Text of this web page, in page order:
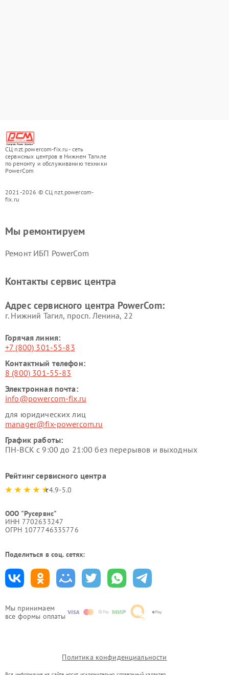
СЦ nzt.powercom-fix.ru - сеть
сервисных центров в Нижнем Тагиле
по ремонту и обслуживанию техники
PowerCom
2021-2026 © СЦ nzt.powercom-
fix.ru
Мы принимаем
все формы оплаты
Мы ремонтируем
Ремонт ИБП PowerCom
Контакты сервис центра
Адрес сервисного центра PowerCom:
г. Нижний Тагил, просп. Ленина, 22
Горячая линия:
+7 (800) 301-55-83
Контактный телефон:
8 (800) 301-55-83
Электронная почта:
info@powercom-fix.ru
для юридических лиц
manager@fix-powercom.ru
График работы:
ПН-ВСК с 9:00 до 21:00 без перерывов и выходных
Рейтинг сервисного центра
4.9-5.0
ООО "Русервис"
ИНН 7702633247
ОГРН 1077746335776
Поделиться в соц. сетях:
Политика конфиденциальности